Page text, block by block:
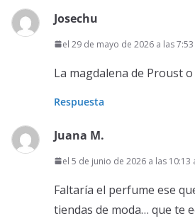
Josechu
el 29 de mayo de 2026 a las
La magdalena de Proust
Respuesta
Juana M.
el 5 de junio de 2026 a las 10:13
Faltaría el perfume ese
tiendas de moda… que te